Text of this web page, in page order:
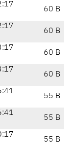
60 B
60 B
60 B
60 B
55 B
55 B
55 B